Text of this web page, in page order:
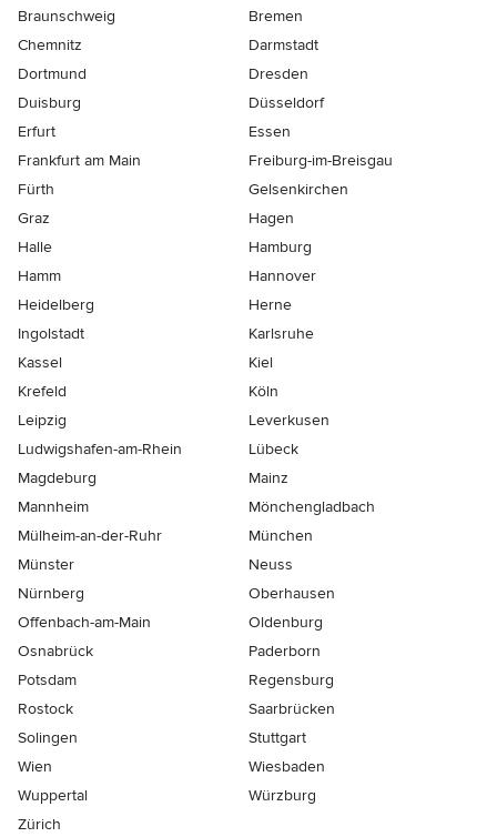
Braunschweig
Bremen
Chemnitz
Darmstadt
Dortmund
Dresden
Duisburg
Düsseldorf
Erfurt
Essen
Frankfurt am Main
Freiburg-im-Breisgau
Fürth
Gelsenkirchen
Graz
Hagen
Halle
Hamburg
Hamm
Hannover
Heidelberg
Herne
Ingolstadt
Karlsruhe
Kassel
Kiel
Krefeld
Köln
Leipzig
Leverkusen
Ludwigshafen-am-Rhein
Lübeck
Magdeburg
Mainz
Mannheim
Mönchen­gladbach
Mülheim-an-der-Ruhr
München
Münster
Neuss
Nürnberg
Oberhausen
Offenbach-am-Main
Oldenburg
Osnabrück
Paderborn
Potsdam
Regensburg
Rostock
Saarbrücken
Solingen
Stuttgart
Wien
Wiesbaden
Wuppertal
Würzburg
Zürich